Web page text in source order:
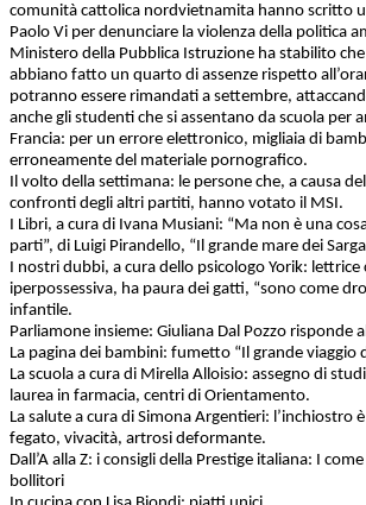
comunità cattolica nordvietnamita hanno scritto
Paolo Vi per denunciare la violenza della politica
Ministero della Pubblica Istruzione ha stabilito
abbiano fatto un quarto di assenze rispetto
potranno essere rimandati a settembre,
anche gli studenti che si assentano da scuola per
Francia: per un errore elettronico, migliaia di
erroneamente del materiale pornografico.
Il volto della settimana: le persone che, a causa
confronti degli altri partiti, hanno votato il MSI.
I Libri, a cura di Ivana Musiani: “Ma non è una
parti”, di Luigi Pirandello, “Il grande mare dei
I nostri dubbi, a cura dello psicologo Yorik:
iperpossessiva, ha paura dei gatti, “sono come
infantile.
Parliamone insieme: Giuliana Dal Pozzo risponde
La pagina dei bambini: fumetto “Il grande viaggio
La scuola a cura di Mirella Alloisio: assegno di
laurea in farmacia, centri di Orientamento.
La salute a cura di Simona Argentieri: l’inchiostro
fegato, vivacità, artrosi deformante.
Dall’A alla Z: i consigli della Prestige italiana: I
bollitori